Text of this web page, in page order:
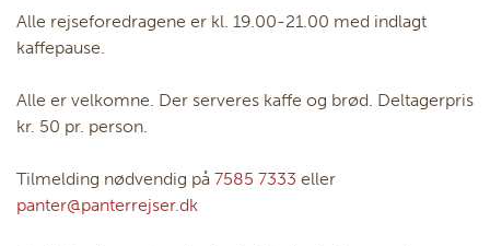
Alle rejseforedragene er kl. 19.00-21.00 med indlagt
kaffepause.
Alle er velkomne. Der serveres kaffe og brød. Deltagerpris
kr. 50 pr. person.
Tilmelding nødvendig på 7585 7333 eller
panter@panterrejser.dk